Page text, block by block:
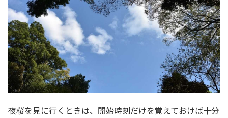
夜桜を見に行くときは、開始時刻だけを覚えておけば十分